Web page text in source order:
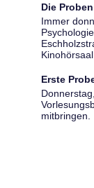
Die Proben
Immer
Psychologie
Erste
mitbringen.